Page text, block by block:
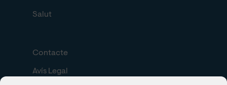
Salut
Contacte
Avís Legal